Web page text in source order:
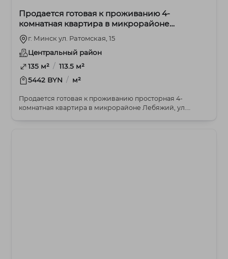
Продается готовая к проживанию 4-
комнатная квартира в микрорайоне
Лебяжий, ул. Ратомская, 15
г. Минск ул. Ратомская, 15
Центральный район
135 м² / 113.5 м²
5442 BYN / м²
Продается готовая к проживанию просторная 4-
комнатная квартира в микрорайоне Лебяжий, ул.